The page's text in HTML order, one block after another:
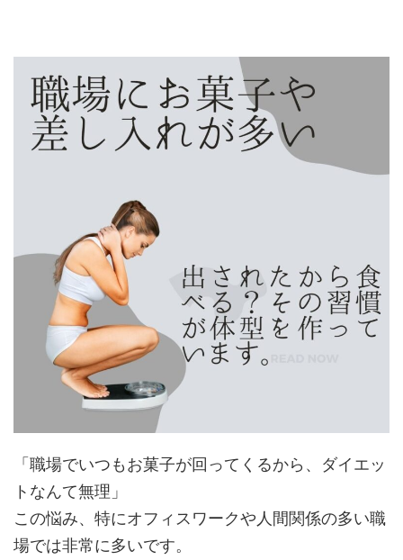
「職場でいつもお菓子が回ってくるから、ダイエッ
トなんて無理」
この悩み、特にオフィスワークや人間関係の多い職
場では非常に多いです。